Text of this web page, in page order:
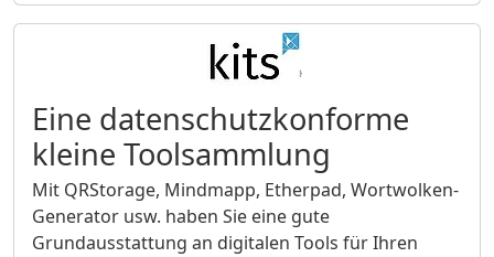
Eine datenschutzkonforme
kleine Toolsammlung
Mit QRStorage, Mindmapp, Etherpad, Wortwolken-
Generator usw. haben Sie eine gute
Grundausstattung an digitalen Tools für Ihren